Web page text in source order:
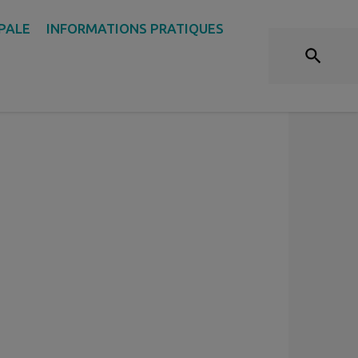
INFORMATIONS PRATIQUES
NUMÉROS D'URGENCE